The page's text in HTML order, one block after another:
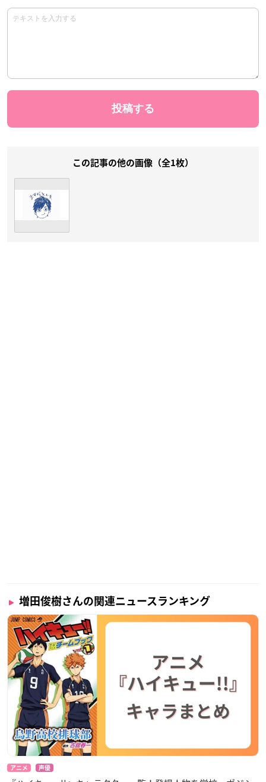
この記事の他の画像（全1枚）
増田俊樹さんの関連ニュースランキング
アニメ 声優